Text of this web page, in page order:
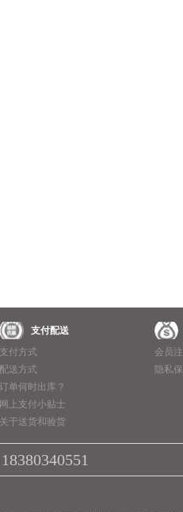
支付配送
支付方式
配送方式
订单何时出库？
网上支付小贴士
关于送货和验货
会员
隐私